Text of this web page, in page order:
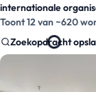
internationale
Toont 12 van ~620
Zoekopdracht